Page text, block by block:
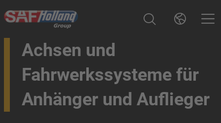
Achsen und
Fahrwerkssysteme für
Anhänger und Auflieger